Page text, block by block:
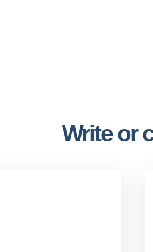
Write or